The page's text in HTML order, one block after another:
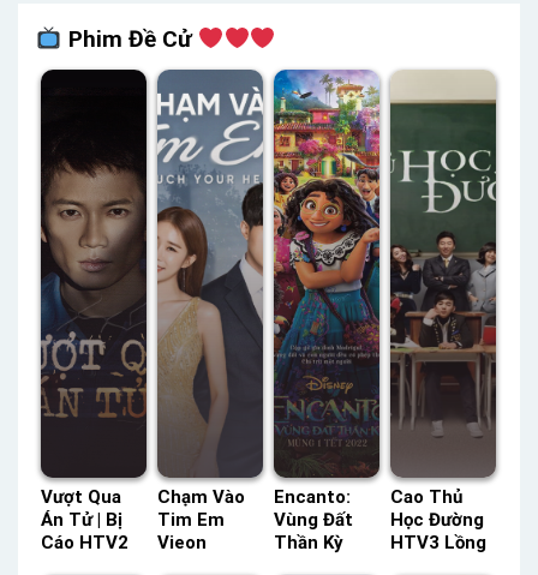
Phim Đề Cử
Vượt Qua
Án Tử | Bị
Cáo HTV2
Chạm Vào
Tim Em
Vieon
Encanto:
Vùng Đất
Thần Kỳ
Cao Thủ
Học Đường
HTV3 Lồng